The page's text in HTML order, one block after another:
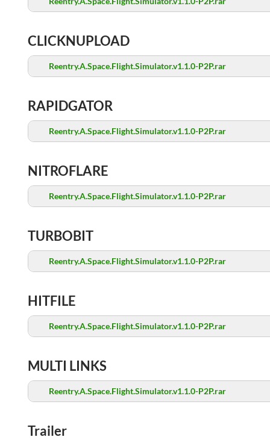
CLICKNUPLOAD
Reentry.A.Space.Flight.Simulator.v1.1.0-P2P.rar
RAPIDGATOR
Reentry.A.Space.Flight.Simulator.v1.1.0-P2P.rar
NITROFLARE
Reentry.A.Space.Flight.Simulator.v1.1.0-P2P.rar
TURBOBIT
Reentry.A.Space.Flight.Simulator.v1.1.0-P2P.rar
HITFILE
Reentry.A.Space.Flight.Simulator.v1.1.0-P2P.rar
MULTI LINKS
Reentry.A.Space.Flight.Simulator.v1.1.0-P2P.rar
Trailer